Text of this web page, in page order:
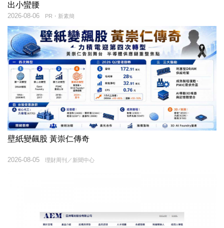
出小蠻腰
PR・新素簡
2026-08-06
壁紙變飆股 黃崇仁傳奇
理財周刊／新聞中心
2026-08-05